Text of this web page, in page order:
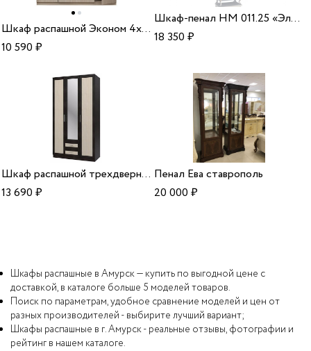
Шкаф распашной Эконом 4х дверный
10 590₽
Шкаф-пенал НМ 011.25 «Элисон»
18 350₽
Шкаф распашной трехдверный Юлианна мдф арт136
13 690₽
Пенал Ева ставрополь
20 000₽
Шкафы распашные в Амурск — купить по выгодной цене с
доставкой, в каталоге больше 5 моделей товаров.
Поиск по параметрам, удобное сравнение моделей и цен от
разных производителей - выбирите лучший вариант;
Шкафы распашные в г. Амурск - реальные отзывы, фотографии и
рейтинг в нашем каталоге.